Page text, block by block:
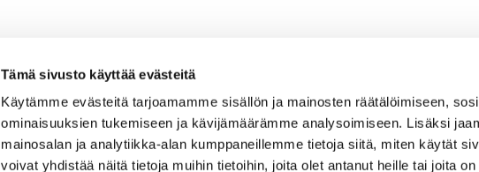
Tämä sivusto käyttää evästeitä
Käytämme evästeitä tarjoamamme sisällön ja mainosten räätälöimiseen,
ominaisuuksien tukemiseen ja kävijämäärämme analysoimiseen. Lisäksi
mainosalan ja analytiikka-alan kumppaneillemme tietoja siitä, miten käytät
voivat yhdistää näitä tietoja muihin tietoihin, joita olet antanut heille tai joita